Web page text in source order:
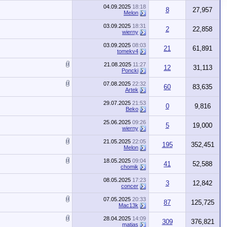
04.09.2025 18:18
Melon
8 27,957
03.09.2025 18:31
wierny
2 22,858
03.09.2025 08:03
tomekv4
21 61,891
21.08.2025 11:27
Poncki
12 31,113
07.08.2025 22:32
Artek
60 83,635
29.07.2025 21:53
Beko
0 9,816
25.06.2025 09:26
wierny
5 19,000
21.05.2025 22:05
Melon
195 352,451
18.05.2025 09:04
chomik
41 52,588
08.05.2025 17:23
concer
3 12,842
07.05.2025 20:33
Mac13k
87 125,725
28.04.2025 14:09
matjas
309 376,821